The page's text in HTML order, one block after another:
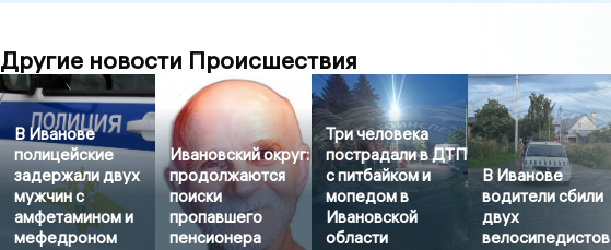
Другие новости Происшествия
В Иванове
полицейские
задержали двух
мужчин с
амфетамином и
мефедроном
Ивановский округ:
продолжаются
поиски
пропавшего
пенсионера
Три человека
пострадали в ДТП
с питбайком и
мопедом в
Ивановской
области
В Иванове
водители сбили
двух
велосипедистов